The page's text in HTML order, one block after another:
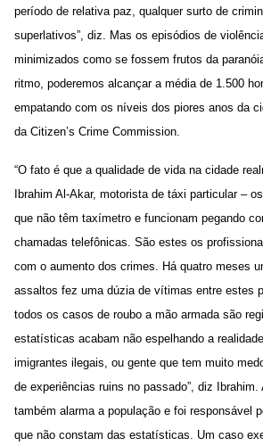
período de relativa paz, qualquer surto de
superlativos”, diz. Mas os episódios de
minimizados como se fossem frutos da
ritmo, poderemos alcançar a média de 1.500
empatando com os níveis dos piores anos da
da Citizen’s Crime Commission.
“O fato é que a qualidade de vida na cidade
Ibrahim Al-Akar, motorista de táxi particular –
que não têm taxímetro e funcionam pegando
chamadas telefônicas. São estes os
com o aumento dos crimes. Há quatro meses
assaltos fez uma dúzia de vítimas entre estes
todos os casos de roubo a mão armada são
estatísticas acabam não espelhando a
imigrantes ilegais, ou gente que tem muito
de experiências ruins no passado”, diz Ibrahim.
também alarma a população e foi responsável
que não constam das estatísticas. Um caso